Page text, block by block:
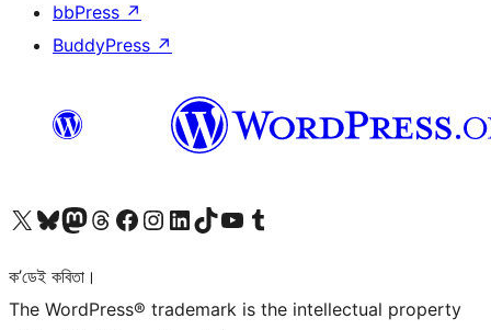
bbPress ↗
BuddyPress ↗
আমাৰ X (আগৰ Twitter) একাউণ্টলৈ যাওকআমাৰ Bluesky একাউণ্টলৈ যাওকআমাৰ Mastodon একাউণ্টলৈ যাওকআমাৰ Threads একাউণ্টলৈ যাওকআমাৰ Facebook পৃষ্ঠালৈ যাওকআমাৰ Instagram একাউণ্টলৈ যাওকআমাৰ LinkedIn একাউণ্টলৈ যাওকআমাৰ TikTok একাউণ্টলৈ যাওকআমাৰ YouTube চেনেললৈ যাওকআমাৰ Tumblr একাউণ্টলৈ যাওক
ক’ডেই কবিতা।
The WordPress® trademark is the intellectual property